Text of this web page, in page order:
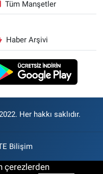
Tüm Manşetler
Haber Arşivi
Her hakkı saklıdır.
Bilişim
çerezlerden